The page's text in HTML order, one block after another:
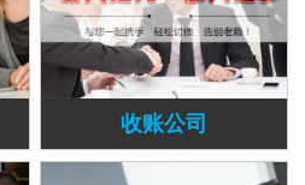
收账公司